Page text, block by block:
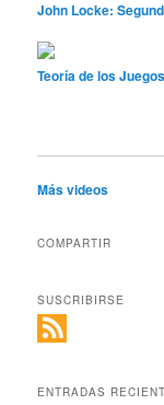
John Locke:
Teoría de los
Más videos
COMPARTIR
SUSCRIBIRSE
ENTRADAS